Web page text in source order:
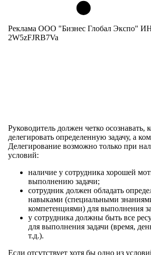
Реклама ООО "Бизнес Глобал Экспо"
2W5zFJRB7Va
Руководитель должен четко осознавать,
делегировать определенную задачу, а
Делегирование возможно только при
условий:
наличие у сотрудника хорошей
выполнению задачи;
сотрудник должен обладать
навыками (специальными
компетенциями) для выполнения
у сотрудника должны быть все
для выполнения задачи (время,
т.д.).
Если отсутствует хотя бы одно из